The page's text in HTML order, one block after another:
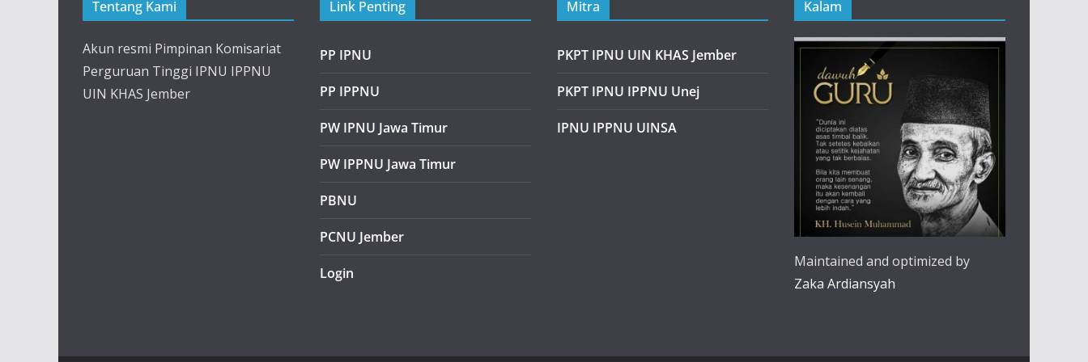
Tentang Kami
Akun resmi Pimpinan Komisariat
Perguruan Tinggi IPNU IPPNU
UIN KHAS Jember
Link Penting
PP IPNU
PP IPPNU
PW IPNU Jawa Timur
PW IPPNU Jawa Timur
PBNU
PCNU Jember
Login
Mitra
PKPT IPNU UIN KHAS Jember
PKPT IPNU IPPNU Unej
IPNU IPPNU UINSA
Kalam
Maintained and optimized by
Zaka Ardiansyah